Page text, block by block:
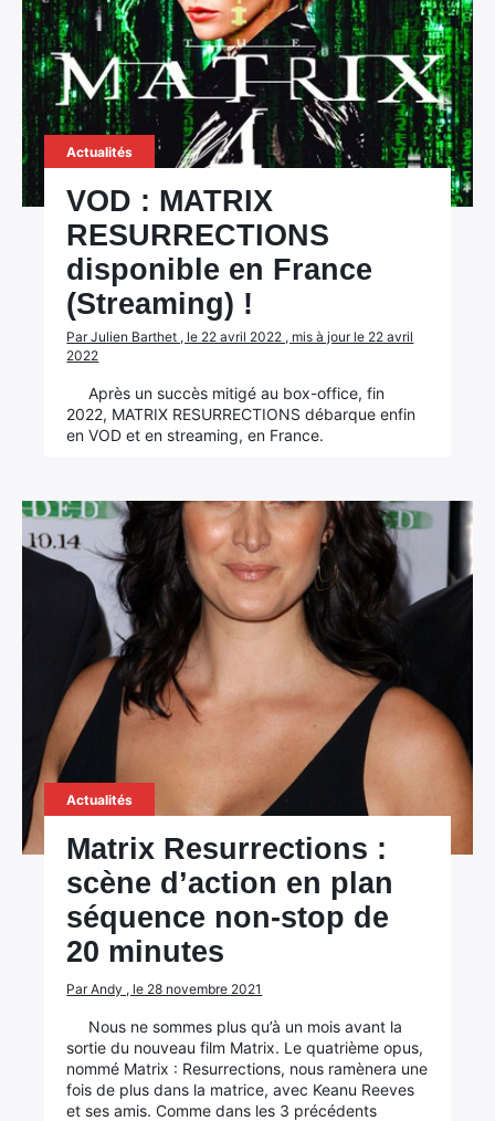
Actualités
VOD : MATRIX
RESURRECTIONS
disponible en France
(Streaming) !
Par Julien Barthet , le 22 avril 2022 , mis à jour le 22 avril
2022
Après un succès mitigé au box-office, fin
2022, MATRIX RESURRECTIONS débarque enfin
en VOD et en streaming, en France.
Actualités
Matrix Resurrections :
scène d’action en plan
séquence non-stop de
20 minutes
Par Andy , le 28 novembre 2021
Nous ne sommes plus qu’à un mois avant la
sortie du nouveau film Matrix. Le quatrième opus,
nommé Matrix : Resurrections, nous ramènera une
fois de plus dans la matrice, avec Keanu Reeves
et ses amis. Comme dans les 3 précédents